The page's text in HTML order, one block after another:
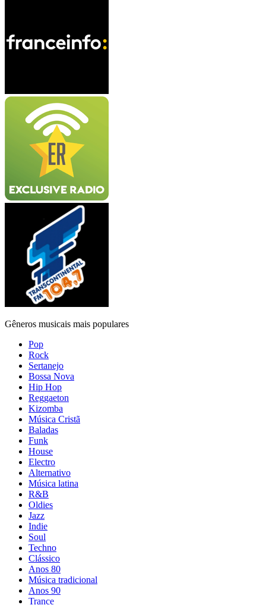
Gêneros musicais mais populares
Pop
Rock
Sertanejo
Bossa Nova
Hip Hop
Reggaeton
Kizomba
Música Cristã
Baladas
Funk
House
Electro
Alternativo
Música latina
R&B
Oldies
Jazz
Indie
Soul
Techno
Clássico
Anos 80
Música tradicional
Anos 90
Trance